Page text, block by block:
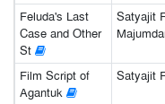
Feluda's Last
Case and Other
St
Satyajit
Film Script of
Agantuk
Satyajit